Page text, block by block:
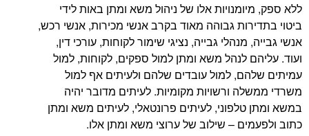
אלו של ניהול משא ומתן באות לידי
גבוהה מאוד בקרב אנשי מכירות, אנשי רכש,
מנהלי גבייה, נציגי שימור לקוחות, עורכי דין,
לנהל משא ומתן למול ספקים, לקוחות, למול
למול עובדים שלהם ולעיתים אף למול
ורשויות מקומיות. לעיתים מדובר יהיה
לעיתים פרונטאלי, לעיתים משא ומתן
– שילוב של ערוצי משא ומתן אלו.